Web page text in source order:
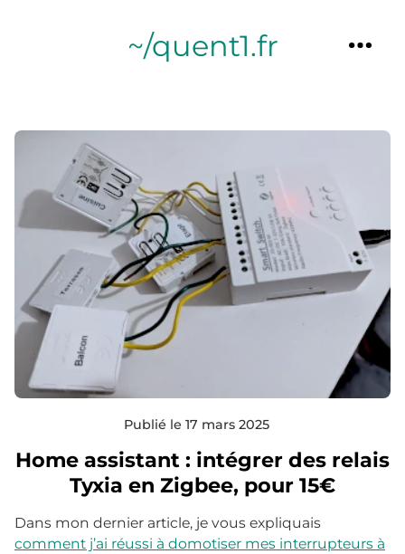
~/quent1.fr
Publié le 17 mars 2025
Home assistant : intégrer des relais
Tyxia en Zigbee, pour 15€
Dans mon dernier article, je vous expliquais
comment j’ai réussi à domotiser mes interrupteurs à